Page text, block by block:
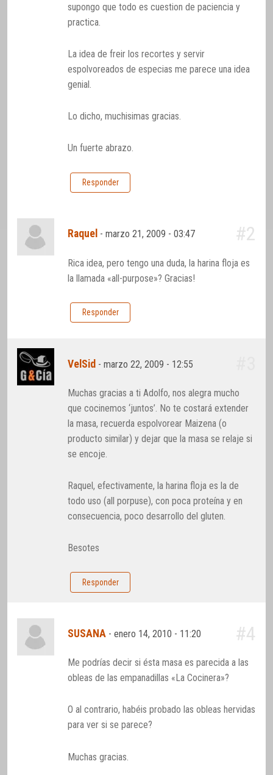
supongo que todo es cuestion de paciencia y
practica.
La idea de freir los recortes y servir
espolvoreados de especias me parece una idea
genial.
Lo dicho, muchisimas gracias.
Un fuerte abrazo.
Responder
Raquel -marzo 21, 2009 - 03:47 #2
Rica idea, pero tengo una duda, la harina floja es
la llamada «all-purpose»? Gracias!
Responder
VelSid -marzo 22, 2009 - 12:55
Muchas gracias a ti Adolfo, nos alegra mucho
que cocinemos ‘juntos’. No te costará extender
la masa, recuerda espolvorear Maizena (o
producto similar) y dejar que la masa se relaje si
se encoje.
Raquel, efectivamente, la harina floja es la de
todo uso (all porpuse), con poca proteína y en
consecuencia, poco desarrollo del gluten.
Besotes
Responder
SUSANA -enero 14, 2010 - 11:20 #4
Me podrías decir si ésta masa es parecida a las
obleas de las empanadillas «La Cocinera»?
O al contrario, habéis probado las obleas hervidas
para ver si se parece?
Muchas gracias.